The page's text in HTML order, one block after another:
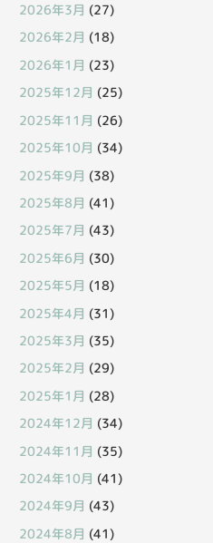
2026年3月 (27)
2026年2月 (18)
2026年1月 (23)
2025年12月 (25)
2025年11月 (26)
2025年10月 (34)
2025年9月 (38)
2025年8月 (41)
2025年7月 (43)
2025年6月 (30)
2025年5月 (18)
2025年4月 (31)
2025年3月 (35)
2025年2月 (29)
2025年1月 (28)
2024年12月 (34)
2024年11月 (35)
2024年10月 (41)
2024年9月 (43)
2024年8月 (41)